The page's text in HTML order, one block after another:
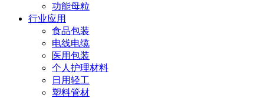
功能母粒
行业应用
食品包装
电线电缆
医用包装
个人护理材料
日用轻工
塑料管材